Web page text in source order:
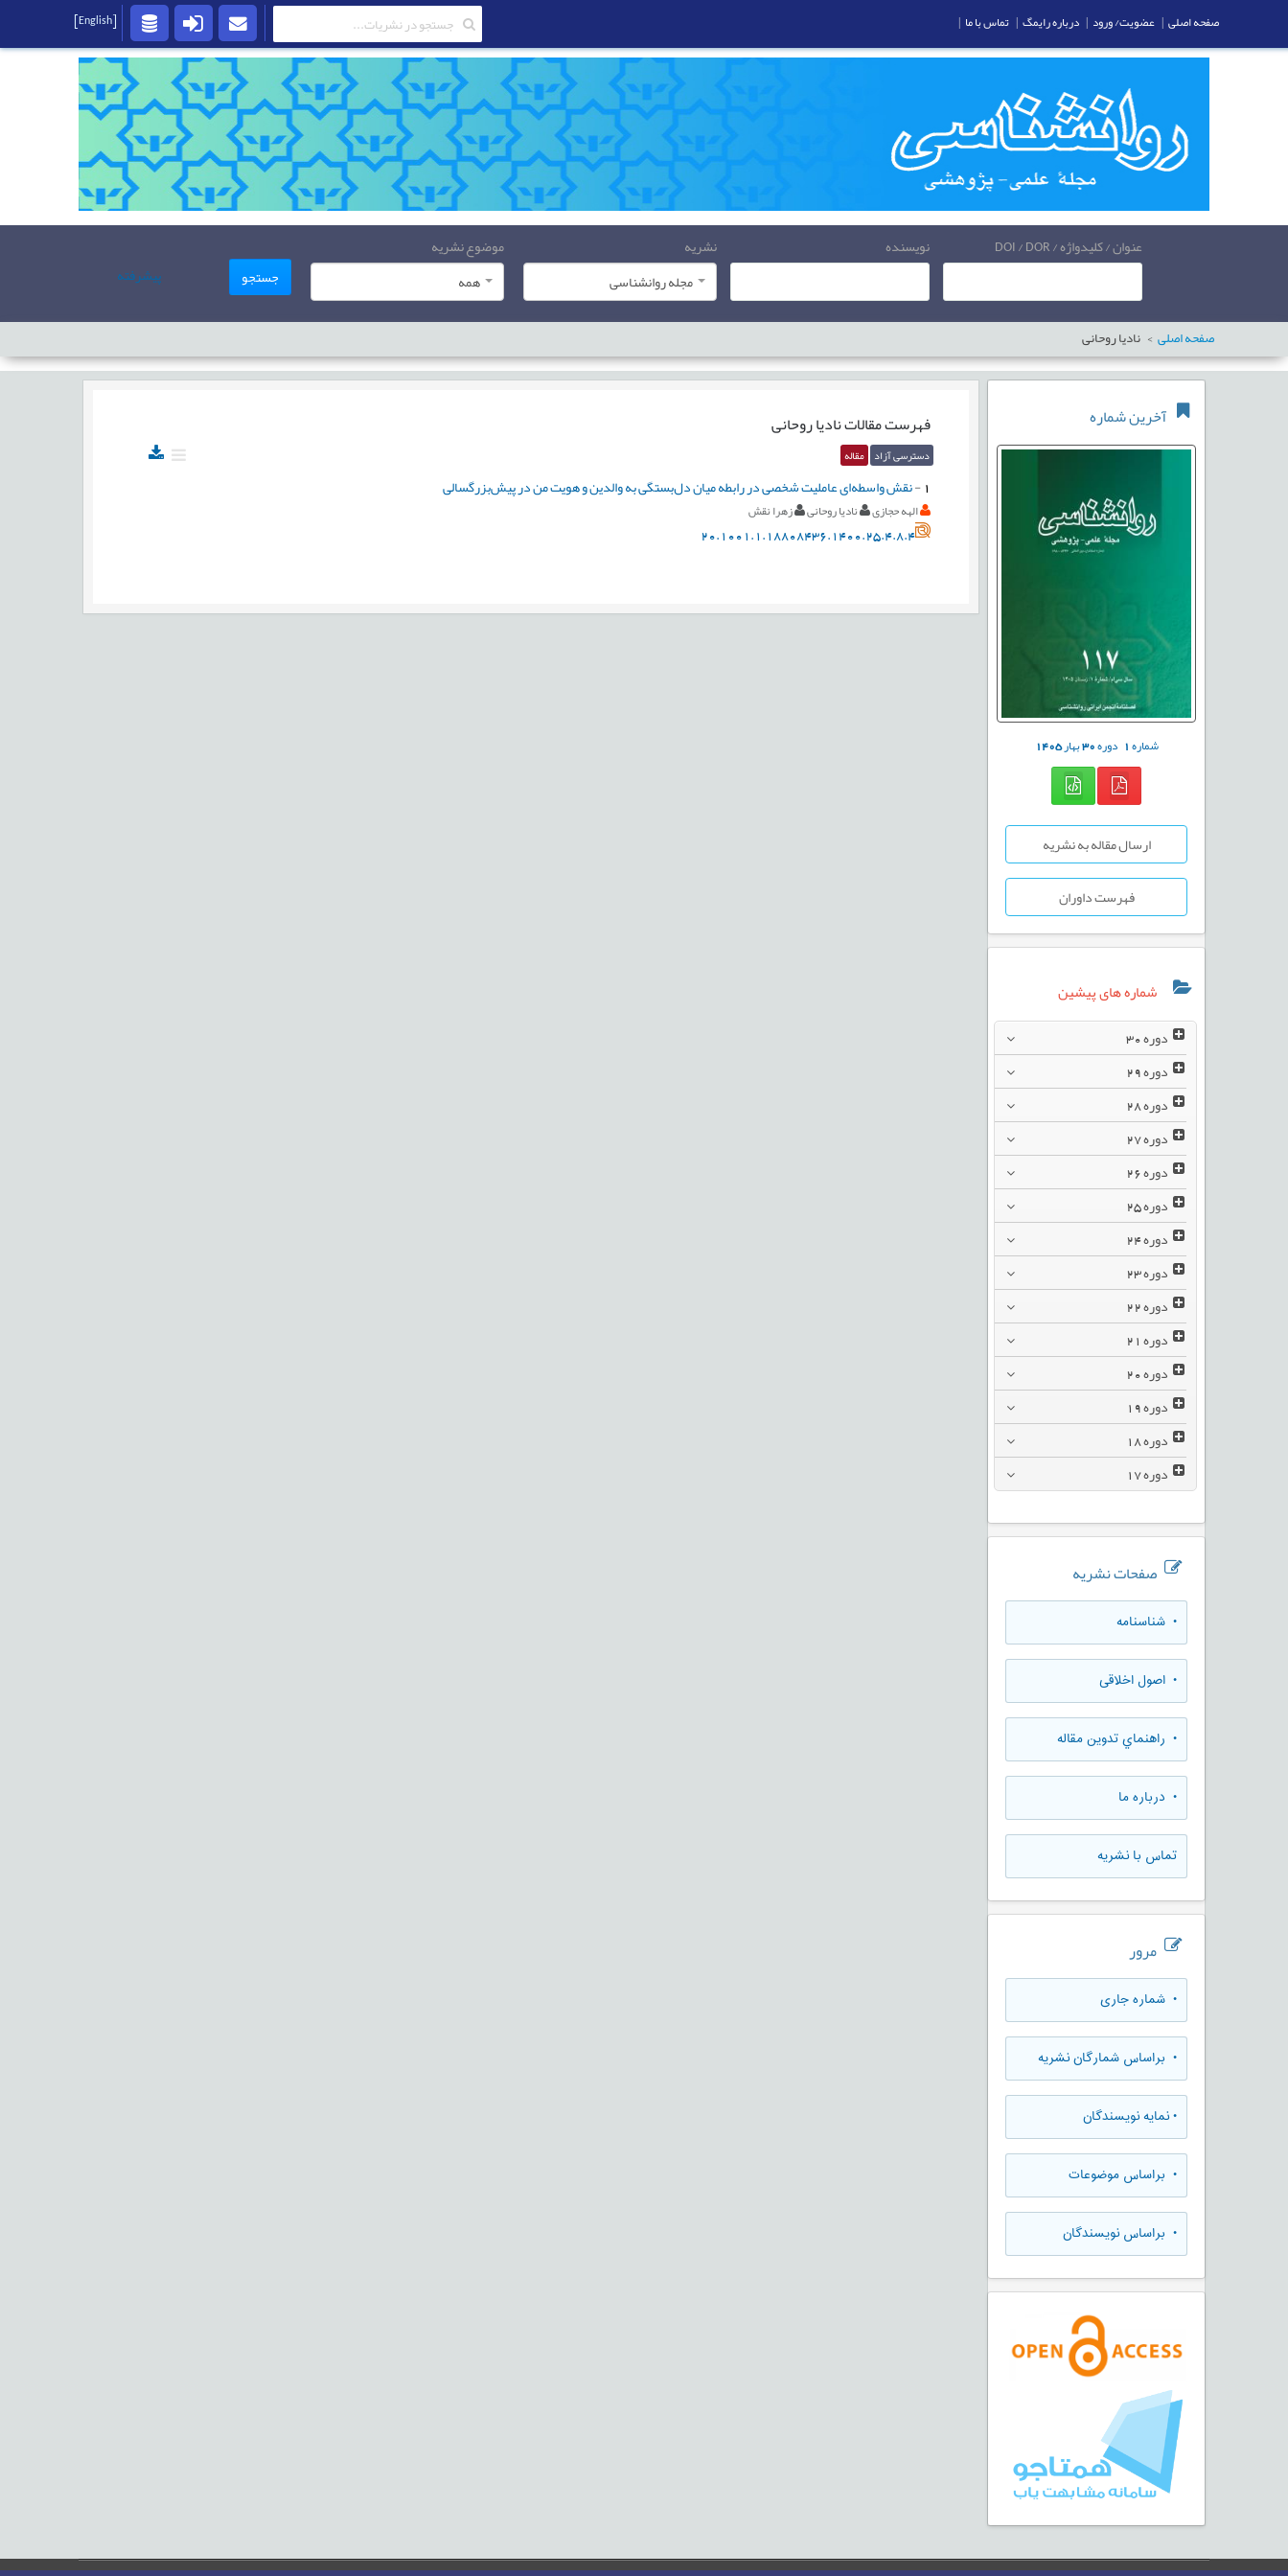
عنوان / کلیدواژه / DOI / DOR نویسنده
نشریه
مجله روانشناسی
موضوع نشریه
همه
جستجو پیشرفته
صفحه اصلی نادیا روحانی
آخرین شماره
شماره1 دوره30بهار1405
ارسال مقاله به نشریه
فهرست داوران
شماره های پیشین
دوره
دوره
دوره
دوره
دوره
دوره
دوره
دوره
دوره
دوره
دوره
دوره
دوره
دوره
صفحات نشریه
• شناسنامه
• اصول اخلاقی
• راهنماي تدوين مقاله
• درباره ما
تماس با نشریه
مرور
• شماره جاری
• براساس شمارگان نشریه
•نمایه نویسندگان
• براساس موضوعات
• براساس نویسندگان
فهرست مقالاتنادیا روحانی
دسترسی آزاد مقاله
1
-نقش واسطه‌ای عاملیت شخصی در رابطه میان دل‌بستگی به والدین و هویت من در پیش‌بزرگسالی
الهه حجازی نادیا روحانی زهرا نقش
20.1001.1.18808436.1400.25.4.8.4
صفحه اصلی | عضویت/ ورود | درباره رایمگ | تماس با ما |
[English]